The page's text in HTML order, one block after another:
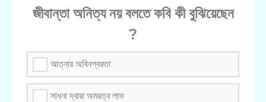
জীবান্তা অনিত্য নয় বলতে কবি কী বুঝিয়েছেন
?
আত্নার অবিনশ্বরতা
সাধনা দ্বারা অমরত্ব লাভ